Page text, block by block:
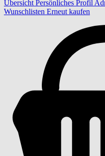
Übersicht Persönliches Profil
Wunschlisten Erneut kaufen